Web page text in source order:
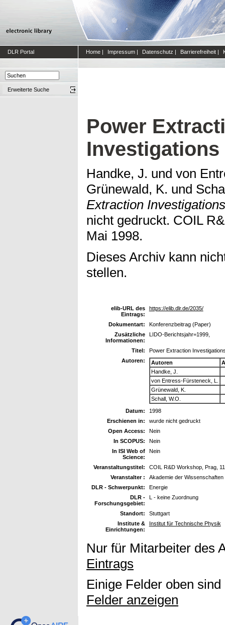
DLR Portal Home | Impressum | Datenschutz | Barrierefreiheit |
Erweiterte Suche
Power
Investigations
Handke, J. und von
Grünewald, K. und
Extraction
nicht gedruckt. COIL
Mai 1998.
Dieses Archiv kann
stellen.
elib-URL des
Eintrags:
https://elib.dlr.de/2035/
Dokumentart:
Konferenzbeitrag (Paper)
Zusätzliche
Informationen:
LIDO-Berichtsjahr=1999,
Titel:
Power Extraction
Autoren:
Autoren
Handke, J.
von Entress-Fürsteneck, L.
Grünewald, K.
Schall, W.O.
Datum:
1998
Erschienen in:
wurde nicht gedruckt
Open Access:
Nein
In SCOPUS:
Nein
In ISI Web of
Science:
Nein
Veranstaltungstitel:
COIL R&D Workshop, Prag,
Veranstalter :
Akademie der
DLR - Schwerpunkt:
Energie
DLR -
Forschungsgebiet:
L - keine Zuordnung
Standort:
Stuttgart
Institute &
Einrichtungen:
Institut für Technische Physik
Nur für Mitarbeiter des
Eintrags
Einige Felder oben
Felder anzeigen